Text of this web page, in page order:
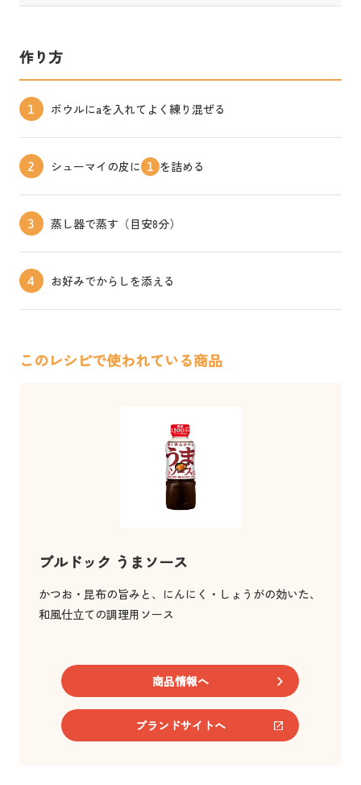
このレシピで使われている商品
ブルドック うまソース
かつお・昆布の旨みと、にんにく・しょうがの効いた、
和風仕立ての調理用ソース
商品情報へ
ブランドサイトへ
作り方
1 ボウルにaを入れてよく練り混ぜる
2 シューマイの皮に 1 を詰める
3 蒸し器で蒸す（目安8分）
4 お好みでからしを添える